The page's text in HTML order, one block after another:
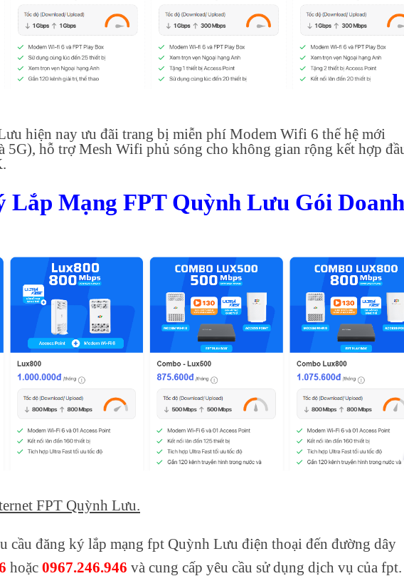
hiện nay ưu đãi trang bị miễn phí Modem Wifi 6 thế hệ mới
5G), hỗ trợ Mesh Wifi phủ sóng cho không gian rộng kết hợp
Mạng FPT Quỳnh Lưu Gói Doanh
FPT Quỳnh Lưu.
cầu đăng ký lắp mạng fpt Quỳnh Lưu điện thoại đến đường dây
hoặc 0967.246.946 và cung cấp yêu cầu sử dụng dịch vụ của fpt.